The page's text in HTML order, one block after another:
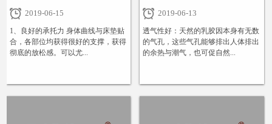
2019-06-15
1、良好的承托力 身体曲线与床垫贴
合，各部位均获得很好的支撑，获得
彻底的放松感。可以尤...
+
2019-06-13
透气性好：天然的乳胶因本身有无数
的气孔，这些气孔能够排出人体排出
的余热与潮气，也可促自然...
+